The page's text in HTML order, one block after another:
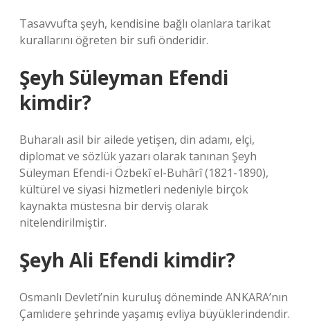
Tasavvufta şeyh, kendisine bağlı olanlara tarikat
kurallarını öğreten bir sufi önderidir.
Şeyh Süleyman Efendi
kimdir?
Buharalı asil bir ailede yetişen, din adamı, elçi,
diplomat ve sözlük yazarı olarak tanınan Şeyh
Süleyman Efendi-i Özbekî el-Buhârî (1821-1890),
kültürel ve siyasi hizmetleri nedeniyle birçok
kaynakta müstesna bir derviş olarak
nitelendirilmiştir.
Şeyh Ali Efendi kimdir?
Osmanlı Devleti’nin kuruluş döneminde ANKARA’nın
Çamlıdere şehrinde yaşamış evliya büyüklerindendir.